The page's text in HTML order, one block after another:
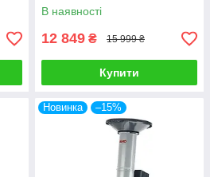
В наявності
12 849 ₴ 15 999 ₴
Купити
Новинка –15%